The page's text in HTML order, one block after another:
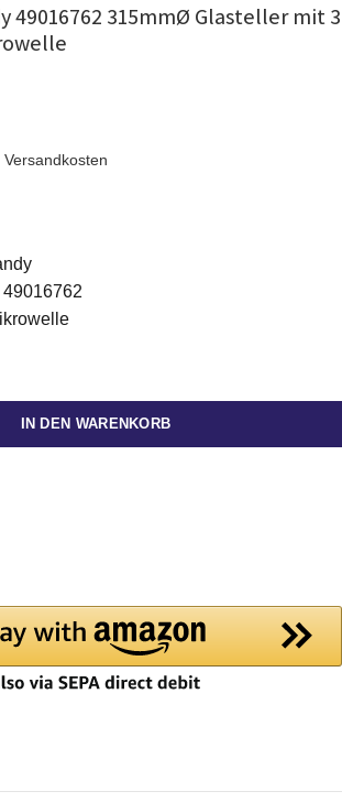
49016762 315mmØ Glasteller mit 3
Versandkosten
IN DEN WARENKORB